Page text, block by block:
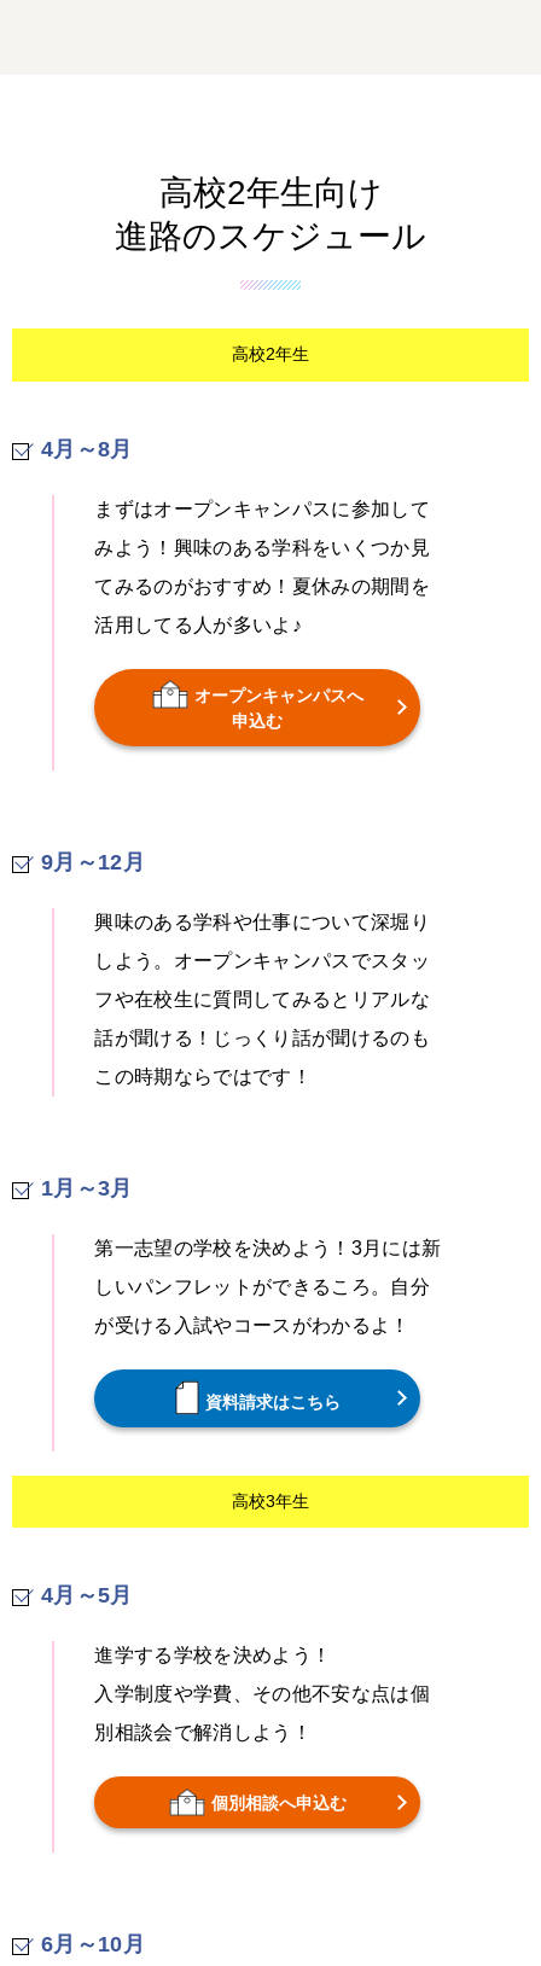
高校2年生向け
進路のスケジュール
高校2年生
4月～8月
まずはオープンキャンパスに参加して
みよう！興味のある学科をいくつか見
てみるのがおすすめ！夏休みの期間を
活用してる人が多いよ♪
オープンキャンパスへ
申込む
9月～12月
興味のある学科や仕事について深堀り
しよう。オープンキャンパスでスタッ
フや在校生に質問してみるとリアルな
話が聞ける！じっくり話が聞けるのも
この時期ならではです！
1月～3月
第一志望の学校を決めよう！3月には新
しいパンフレットができるころ。自分
が受ける入試やコースがわかるよ！
資料請求はこちら
高校3年生
4月～5月
進学する学校を決めよう！
入学制度や学費、その他不安な点は個
別相談会で解消しよう！
個別相談へ申込む
6月～10月